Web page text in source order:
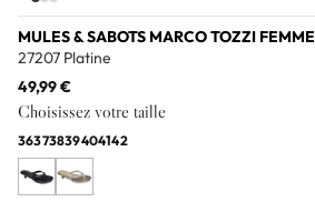
MULES & SABOTS MARCO TOZZI FEMME
27207 Platine
49,99 €
Choisissez votre taille
36373839404142